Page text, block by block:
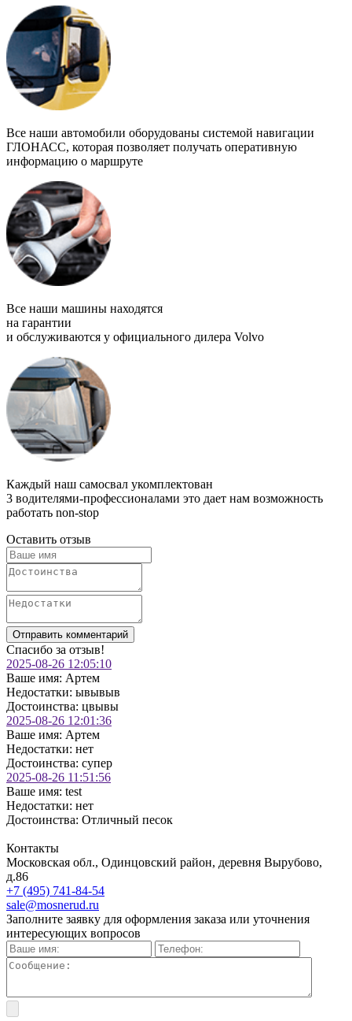
Все наши автомобили оборудованы системой навигации
ГЛОНАСС, которая позволяет получать оперативную
информацию о маршруте
Все наши машины находятся
на гарантии
и обслуживаются у официального дилера Volvo
Каждый наш самосвал укомплектован
3 водителями-профессионалами это дает нам возможность
работать non-stop
Оставить отзыв
Отправить комментарий
Спасибо за отзыв!
2025-08-26 12:05:10
Ваше имя: Артем
Недостатки: ывывыв
Достоинства: цвывы
2025-08-26 12:01:36
Ваше имя: Артем
Недостатки: нет
Достоинства: супер
2025-08-26 11:51:56
Ваше имя: test
Недостатки: нет
Достоинства: Отличный песок
Контакты
Московская обл., Одинцовский район, деревня Вырубово,
д.86
+7 (495) 741-84-54
sale@mosnerud.ru
Заполните заявку для оформления заказа или уточнения
интересующих вопросов